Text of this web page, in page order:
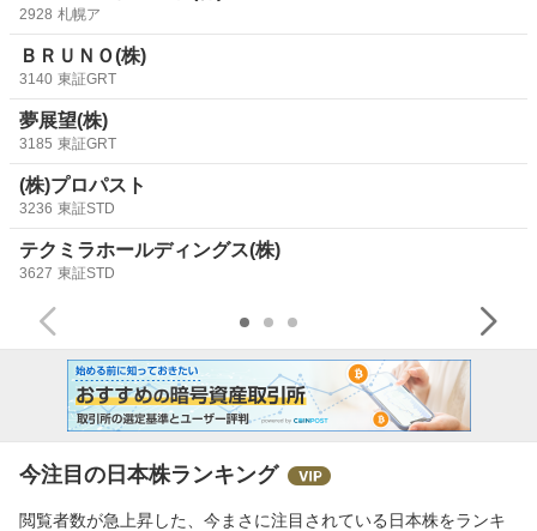
2928 札幌ア
ＢＲＵＮＯ(株)
3140 東証GRT
夢展望(株)
3185 東証GRT
(株)プロパスト
3236 東証STD
テクミラホールディングス(株)
3627 東証STD
今注目の日本株ランキング
閲覧者数が急上昇した、今まさに注目されている日本株をランキ